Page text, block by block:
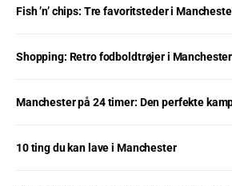
Fish ’n’ chips: Tre favoritsteder i
Shopping: Retro fodboldtrøjer i Manchester
Manchester på 24 timer: Den perfekte
10 ting du kan lave i Manchester